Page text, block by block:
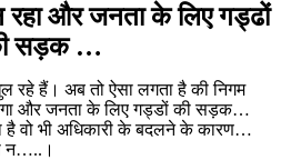
रहा और जनता के लिए गड्ढों
सड़क …
रहे हैं। अब तो ऐसा लगता है की निगम
और जनता के लिए गड्डों की सड़क…
है वो भी अधिकारी के बदलने के कारण…
न…..।